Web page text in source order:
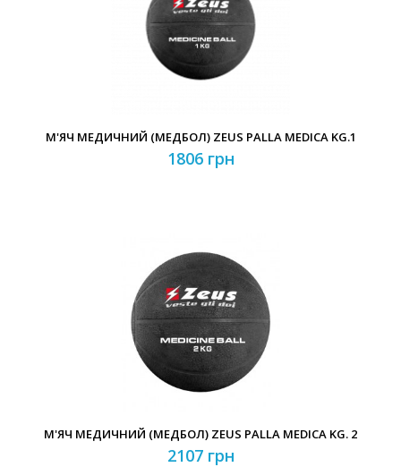
М'ЯЧ МЕДИЧНИЙ (МЕДБОЛ) ZEUS PALLA MEDICA KG.1
1806 грн
М'ЯЧ МЕДИЧНИЙ (МЕДБОЛ) ZEUS PALLA MEDICA KG. 2
2107 грн
Забули свій пароль? Забули свій логін?